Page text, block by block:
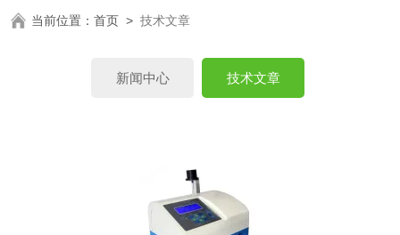
当前位置：首页 >技术文章
新闻中心 技术文章